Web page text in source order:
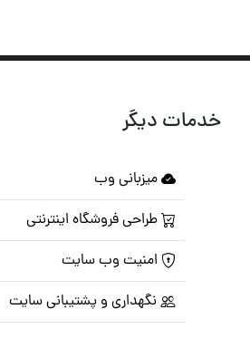
خدمات دیگر
میزبانی وب
طراحی فروشگاه اینترنتی
امنیت وب سایت
نگهداری و پشتیبانی سایت